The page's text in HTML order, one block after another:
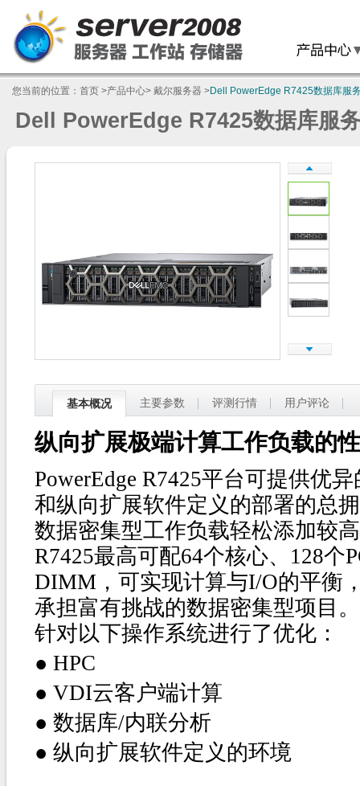
您当前的位置： 首页 >产品中心> 戴尔服务器 >Dell PowerEdge R7425数据库服
Dell PowerEdge R7425数据库服
基本概况 主要参数 评测行情 用户评论
纵向扩展极端计算工作负载的
PowerEdge R7425平台可提供优
和纵向扩展软件定义的部署的总
数据密集型工作负载轻松添加较
R7425最高可配64个核心、128个
DIMM，可实现计算与I/O的平衡
承担富有挑战的数据密集型项目。
针对以下操作系统进行了优化：
● HPC
● VDI云客户端计算
● 数据库/内联分析
● 纵向扩展软件定义的环境